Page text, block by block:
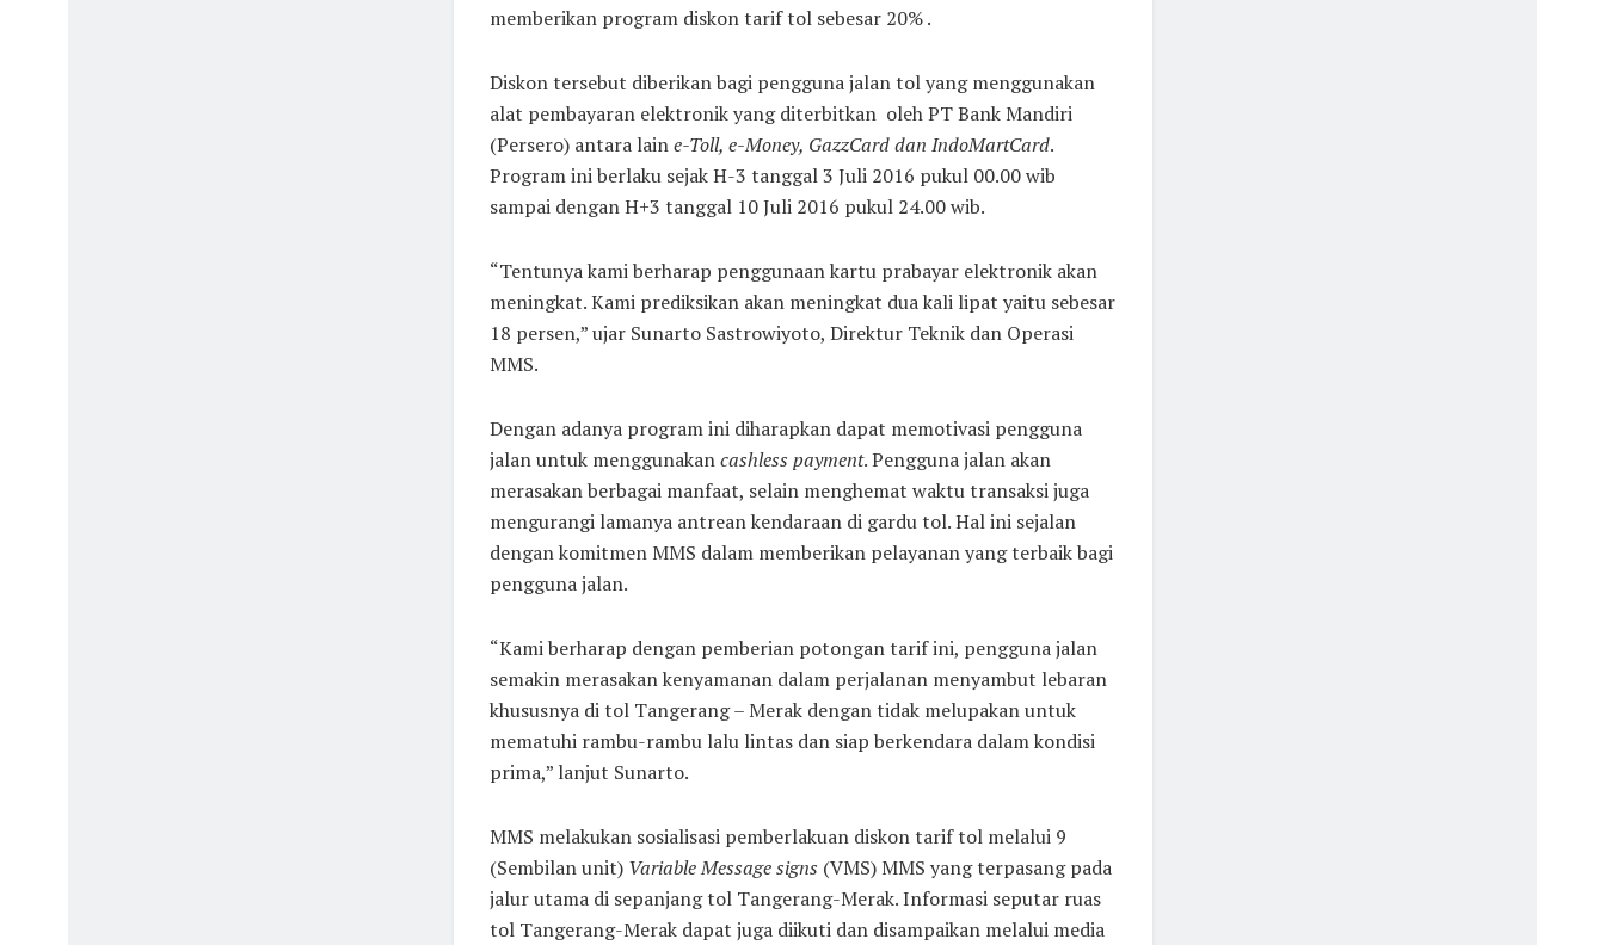
memberikan program diskon tarif tol sebesar 20% .
Diskon tersebut diberikan bagi pengguna jalan tol yang menggunakan
alat pembayaran elektronik yang diterbitkan oleh PT Bank Mandiri
(Persero) antara laine-Toll, e-Money, GazzCard dan IndoMartCard.
Program ini berlaku sejak H-3 tanggal 3 Juli 2016 pukul 00.00 wib
sampai dengan H+3 tanggal 10 Juli 2016 pukul 24.00 wib.
“Tentunya kami berharap penggunaan kartu prabayar elektronik akan
meningkat. Kami prediksikan akan meningkat dua kali lipat yaitu sebesar
18 persen,” ujar Sunarto Sastrowiyoto, Direktur Teknik dan Operasi
MMS.
Dengan adanya program ini diharapkan dapat memotivasi pengguna
jalan untuk menggunakancashless payment. Pengguna jalan akan
merasakan berbagai manfaat, selain menghemat waktu transaksi juga
mengurangi lamanya antrean kendaraan di gardu tol. Hal ini sejalan
dengan komitmen MMS dalam memberikan pelayanan yang terbaik bagi
pengguna jalan.
“Kami berharap dengan pemberian potongan tarif ini, pengguna jalan
semakin merasakan kenyamanan dalam perjalanan menyambut lebaran
khususnya di tol Tangerang – Merak dengan tidak melupakan untuk
mematuhi rambu-rambu lalu lintas dan siap berkendara dalam kondisi
prima,” lanjut Sunarto.
MMS melakukan sosialisasi pemberlakuan diskon tarif tol melalui 9
(Sembilan unit) Variable Message signs (VMS) MMS yang terpasang pada
jalur utama di sepanjang tol Tangerang-Merak. Informasi seputar ruas
tol Tangerang-Merak dapat juga diikuti dan disampaikan melalui media